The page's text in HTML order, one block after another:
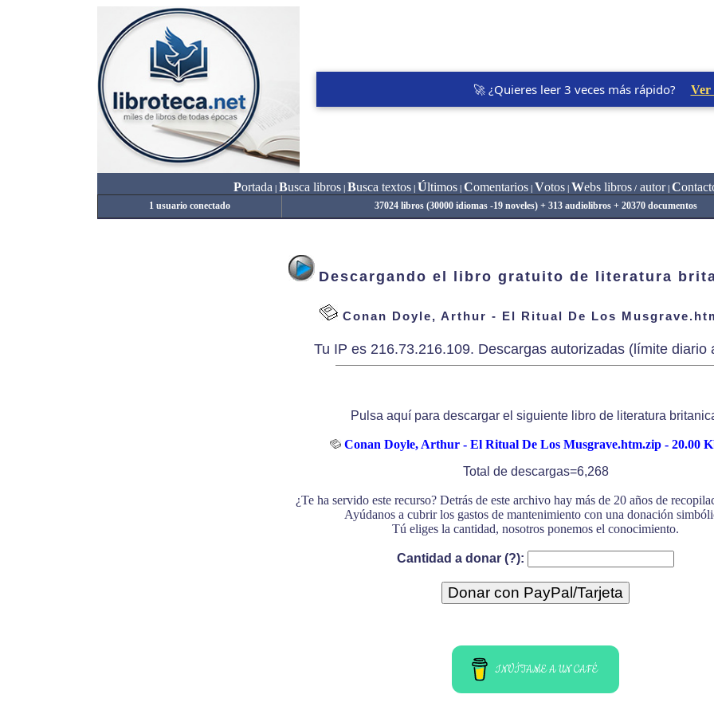
🚀 ¿Quieres leer 3 veces más rápido? Ver
Portada Busca libros| Busca textos| Últimos| Comentarios| Votos| Webs libros/autor| C
1 usuario conectado 37024 libros (30000 idiomas -19 noveles) + 313 audiolibros + 20370 documentos
Descargando el libro gratuito de literatura
Conan Doyle, Arthur - El Ritual De Los
Tu IP es 216.73.216.109. Descargas autorizadas (límite diario
Pulsa aquí para descargar el siguiente libro de literatura
Conan Doyle, Arthur - El Ritual De Los Musgrave.htm.zip - 20.00
Total de descargas=6,268
¿Te ha servido este recurso? Detrás de este archivo hay más de 20 años de
Ayúdanos a cubrir los gastos de mantenimiento con una donación
Tú eliges la cantidad, nosotros ponemos el conocimiento.
Cantidad a donar (?):
INVÍTAME A UN CAFÉ